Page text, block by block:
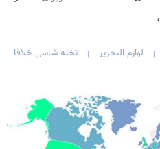
| لوازم التحریر | تخته شاسی خلاقا